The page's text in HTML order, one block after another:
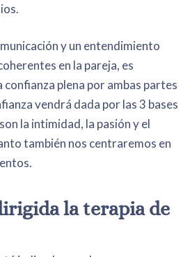
y un entendimiento
en la pareja, es
plena por ambas partes
vendrá dada por las 3 bases
la intimidad, la pasión y el
también nos centraremos en
la terapia de